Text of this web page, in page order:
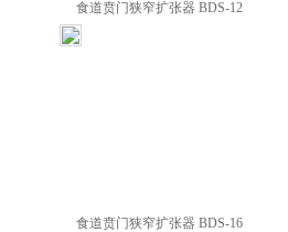
食道贲门狭窄扩张器 BDS-12
食道贲门狭窄扩张器 BDS-16